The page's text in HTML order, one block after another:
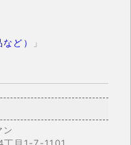
ど）
」
ン